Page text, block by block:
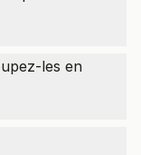
les en